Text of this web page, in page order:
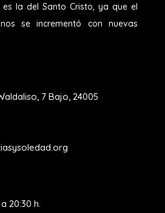
la del Santo Cristo, ya que el
se incrementó con nuevas
7 Bajo, 24005
20:30 h.